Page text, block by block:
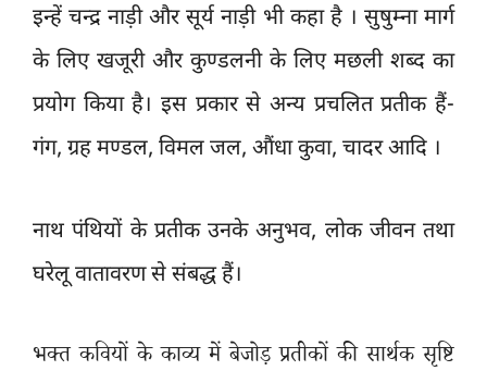
इन्हें चन्द्र नाड़ी और सूर्य नाड़ी भी कहा है । सुषुम्ना मार्ग
के लिए खजूरी और कुण्डलनी के लिए मछली शब्द का
प्रयोग किया है। इस प्रकार से अन्य प्रचलित प्रतीक हैं-
गंग, ग्रह मण्डल, विमल जल, औंधा कुवा, चादर आदि ।
नाथ पंथियों के प्रतीक उनके अनुभव, लोक जीवन तथा
घरेलू वातावरण से संबद्ध हैं।
भक्त कवियों के काव्य में बेजोड़ प्रतीकों की सार्थक सृष्टि